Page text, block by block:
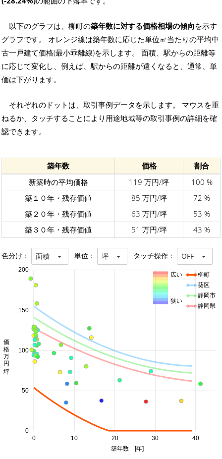
以下のグラフは、柳町の築年数に対する価格相場の傾向を示す
グラフです。 オレンジ線は築年数に応じた単位㎡当たりの平均中
古一戸建て価格(最小乖離線)を示します。 面積、駅からの距離等
に応じて変化し、例えば、駅からの距離が遠くなると、通常、単
価は下がります。
それぞれのドットは、取引事例データを示します。 マウスを重
ねるか、タッチすることにより用途地域等の取引事例の詳細を確
認できます。
築年数 価格
割合
新築時の平均価格
119 万円/坪
100 %
築１０年・残存価値
85 万円/坪
72 %
築２０年・残存価値
63 万円/坪
53 %
築３０年・残存価値
51 万円/坪 43 %
色分け： 面積 単位： 坪 タッチ操作： OFF
0 10 20 30 40
0
50
100
150
200
築年数 [年]
価格 万円/坪
柳町
葵区
静岡市
静岡県
広い
狭い